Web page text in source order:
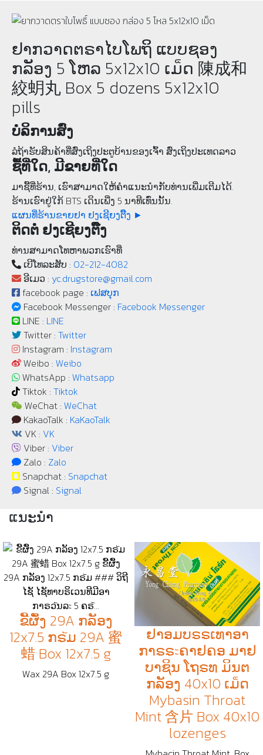
ຢາກວາດຕຣາໄບໂພຖິ ແບບຊອງ
ກລັອງ 5 ໂຫລ 5x12x10 ເມ็ດ 陳成和
絞蚏丸 Box 5 dozens 5x12x10
pills
ບໍລິການສົ່ງ
ລໍຖ້າຮັບສິນຄ້າທີ່ສົ່ງເຖິງປະຕູບ້ານຂອງເຈົ້າ ສົ່ງເຖິງປະເທດລາວ
ຊື້ທີ່ໃດ, ມີຂາຍທີ່ໃດ
ມາຊື້ທີ່ຮ້ານ, ເຮົາສາມາດໃຫ້ຄໍາແນະນຳກັບທ່ານເພີ່ມເຕີມໄດ້.
ຮ້ານເຮົາຢູ່ໃກ້ BTS ເດິນເພີ່ງ 5 ນາທີເທົ່ນນັ້ນ.
ແຜນທີ່ຮ້ານຂາຍຢາ ຢງເຊີຍງຕຶ໊ງ ►
ຕິດຕໍ່ ຢງເຊີຍງຕຶ໊ງ
ທ່ານສາມາດໂທຫາພວກເຮົາທີ່
ເບີ​ໂທລະ​ສັບ : 02-212-4082
ອີເມວ : yc.drugstore@gmail.com
facebook page : ເຟສບຸກ
Facebook Messenger : Facebook Messenger
LINE : LINE
Twitter : Twitter
Instagram : Instagram
Weibo : Weibo
WhatsApp : Whatsapp
Tiktok : Tiktok
WeChat : WeChat
KakaoTalk : KaKaoTalk
VK : VK
Viber : Viber
Zalo : Zalo
Snapchat : Snapchat
Signal : Signal
ແນະນຳ
ຂີັຜຶັງ 29A ກລັອງ
12x7.5 ກຣัມ 29A 蜜
蜡 Box 12x7.5 g
Wax 29A Box 12x7.5 g
ຢາອມບຣຣເທາອາ
ກາຣຣะຄາຢຄອ ມາຢ
ບາຊິນ ໂຖຣທ ມິນຕ​
ກລັອງ 40x10 ເມ็ດ
Mybasin Throat
Mint 含片 Box 40x10
lozenges